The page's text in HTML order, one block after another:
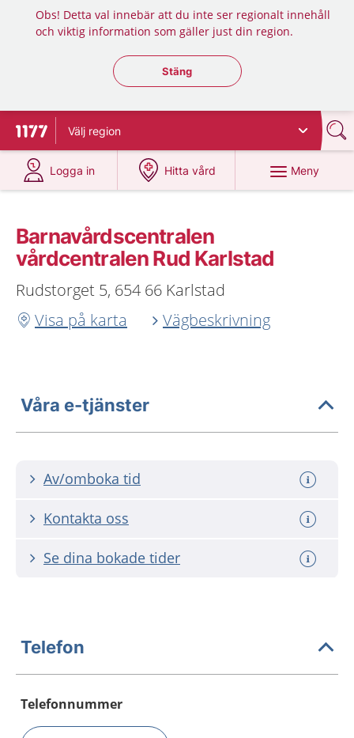
Obs! Detta val innebär att du inte ser regionalt innehåll
och viktig information som gäller just din region.
Stäng regionsväljaren
Stäng
Till startsidan för 1177
Välj region
Logga in
på 1177.se
Hitta vård
på 1177.se
Meny
Barnavårdscentralen
vårdcentralen Rud Karlstad
Rudstorget 5, 654 66 Karlstad
Visa på karta
Vägbeskrivning
Våra e-tjänster
Av/omboka tid
Kontakta oss
Se dina bokade tider
Telefon
Telefonnummer